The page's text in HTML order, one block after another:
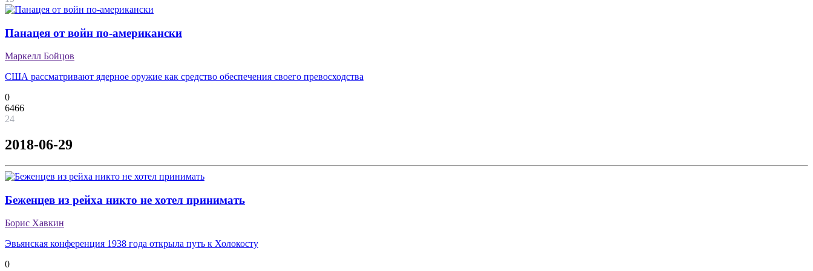
Панацея от войн по-американски
Маркелл Бойцов
США рассматривают ядерное оружие как средство обеспечения своего превосходства
0
6466
24
2018-06-29
Беженцев из рейха никто не хотел принимать
Борис Хавкин
Эвьянская конференция 1938 года открыла путь к Холокосту
0